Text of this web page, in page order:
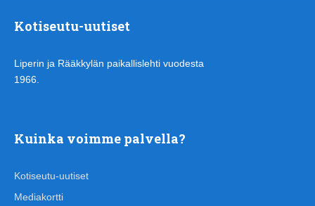
Kotiseutu-uutiset
Liperin ja Rääkkylän paikallislehti vuodesta
1966.
Kuinka voimme palvella?
Kotiseutu-uutiset
Mediakortti